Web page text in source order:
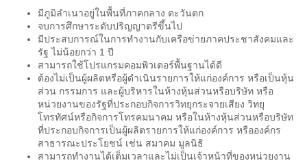
มีภูมิลำเนาอยู่ในพื้นที่ภาคกลาง ตะวันตก
จบการศึกษาระดับปริญญาตรีขึ้นไป
มีประสบการณ์ในการทำงานกับเครือข่ายภาคประชาสังคมและ
รัฐ ไม่น้อยกว่า 1 ปี
สามารถใช้โปรแกรมคอมพิวเตอร์พื้นฐานได้ดี
ต้องไม่เป็นผู้ผลิตหรือผู้ดำเนินรายการให้แก่องค์การ หรือเป็นหุ้น
ส่วน กรรมการ และผู้บริหารในห้างหุ้นส่วนหรือบริษัท หรือ
หน่วยงานของรัฐที่ประกอบกิจการวิทยุกระจายเสียง วิทยุ
โทรทัศน์หรือกิจการโทรคมนาคม หรือในห้างหุ้นส่วนหรือบริษัท
ที่ประกอบกิจการเป็นผู้ผลิตรายการให้แก่องค์การ หรือองค์กร
สาธารณะประโยชน์ เช่น สมาคม มูลนิธิ
สามารถทำงานได้เต็มเวลาและไม่เป็นเจ้าหน้าที่ของหน่วยงาน